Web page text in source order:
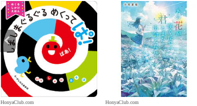
HonyaClub.com HonyaClub.com